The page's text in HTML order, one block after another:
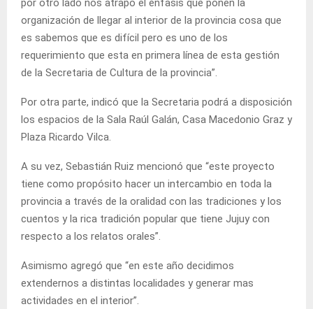
organización de llegar al interior de la provincia cosa que
es sabemos que es difícil pero es uno de los
requerimiento que esta en primera línea de esta gestión
de la Secretaria de Cultura de la provincia”.
Por otra parte, indicó que la Secretaria podrá a disposición
los espacios de la Sala Raúl Galán, Casa Macedonio Graz y
Plaza Ricardo Vilca.
A su vez, Sebastián Ruiz mencionó que “este proyecto
tiene como propósito hacer un intercambio en toda la
provincia a través de la oralidad con las tradiciones y los
cuentos y la rica tradición popular que tiene Jujuy con
respecto a los relatos orales”.
Asimismo agregó que “en este año decidimos
extendernos a distintas localidades y generar mas
actividades en el interior”.